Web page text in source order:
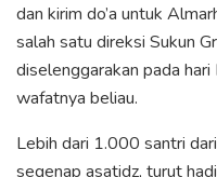
dan kirim do’a untuk
salah satu direksi Sukun
diselenggarakan pada
wafatnya beliau.
Lebih dari 1.000 santri
segenap asatidz, turut